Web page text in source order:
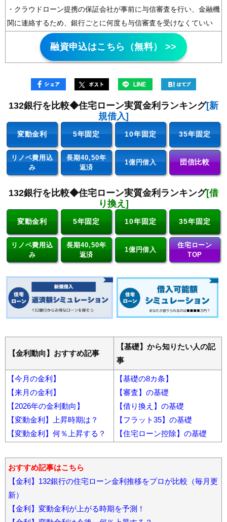
・クラウドローン提携の保証会社が事前に与信審査を行い、金融機
関に連絡するため、銀行ごとに何度も与信審査を受けなくていい
融資申込はこちら（無料） >>
132銀行を比較◆住宅ローン実質金利ランキング[新
規借入]
変動金利 5年固定 10年固定 35年固定
リノベ費用込
み
長期40,50年
返済
1億円借入 団信比較
132銀行を比較◆住宅ローン実質金利ランキング[借
り換え]
変動金利 5年固定 10年固定 35年固定
リノベ費用込
み
長期40,50年
返済
1億円借入
住宅ローン
TOP
【金利動向】おすすめ記事
【基礎】から知りたい人の記
事
【今月の金利】
【来月の金利】
【2026年の金利動向】
【変動金利】上昇時期は？
【変動金利】何％上昇する？
【基礎の8カ条】
【審査】の基礎
【借り換え】の基礎
【フラット35】の基礎
【住宅ローン控除】の基礎
おすすめ記事はこちら
【金利】132銀行の住宅ローン金利推移をプロが比較（毎月更
新）
【金利】変動金利が上がる時期を予測！